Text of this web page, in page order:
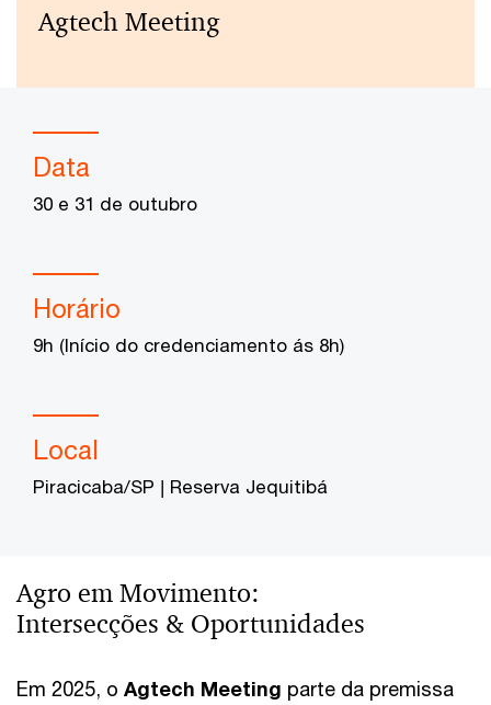
Agtech Meeting
Data
30 e 31 de outubro
Horário
9h (Início do credenciamento ás 8h)
Local
Piracicaba/SP | Reserva Jequitibá
Agro em Movimento:
Intersecções & Oportunidades
Em 2025, o Agtech Meeting parte da premissa